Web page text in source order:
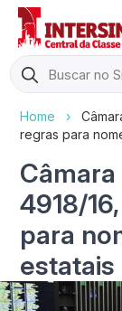
Search
for:
Home ›
regras para
4918/
para
estatais